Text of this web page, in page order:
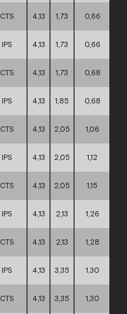
CTS 4,13 1,73 0,66
IPS 4,13 1,73 0,66
CTS 4,13 1,73 0,68
IPS 4,13 1,85 0,68
CTS 4,13 2,05 1,06
IPS 4,13 2,05 1,12
CTS 4,13 2,05 1,15
IPS 4,13 2,13 1,26
CTS 4,13 2,13 1,28
IPS 4,13 3,35 1,30
CTS 4,13 3,35 1,30